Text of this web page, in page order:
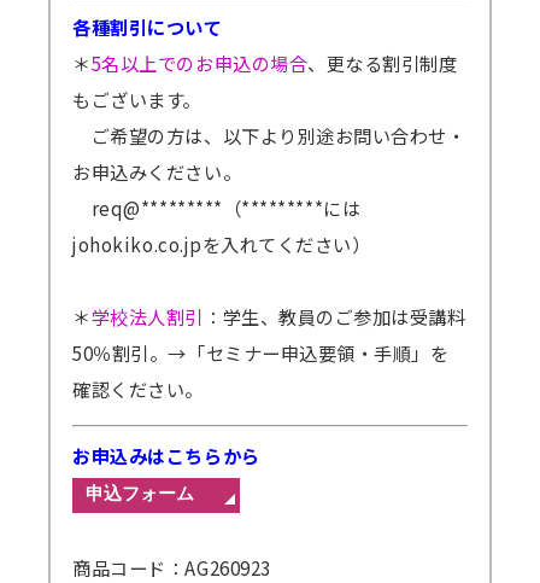
各種割引について
＊5名以上でのお申込の場合、更なる割引制度
もございます。
ご希望の方は、以下より別途お問い合わせ・
お申込みください。
req@*********（*********には
johokiko.co.jpを入れてください）
＊学校法人割引 ：学生、教員のご参加は受講料
50％割引。→「セミナー申込要領・手順」を
確認ください。
お申込みはこちらから
商品コード：AG260923